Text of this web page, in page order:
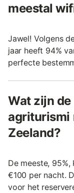
meestal
Jawel! Volgens
jaar heeft 94%
perfecte
Wat zijn
agriturismi
Zeeland?
De meeste,
€100 per nacht.
voor het